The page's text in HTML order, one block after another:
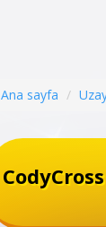
Ana sayfa